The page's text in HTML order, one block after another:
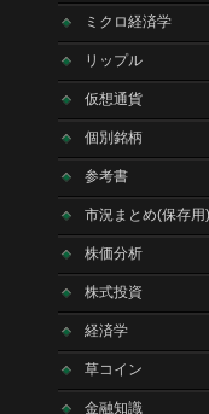
ミクロ経済学
リップル
仮想通貨
個別銘柄
参考書
市況まとめ(保存用)
株価分析
株式投資
経済学
草コイン
金融知識